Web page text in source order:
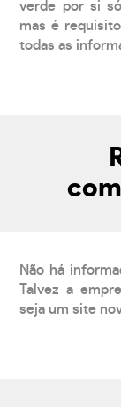
verde por si
mas é
todas as
Não há
Talvez a
seja um site